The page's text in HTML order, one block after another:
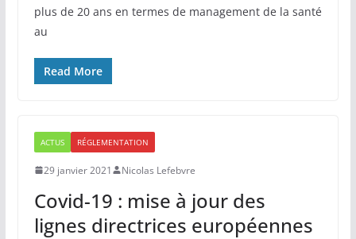
plus de 20 ans en termes de management de la santé
au
Read More
ACTUS RÉGLEMENTATION
29 janvier 2021 Nicolas Lefebvre
Covid-19 : mise à jour des
lignes directrices européennes